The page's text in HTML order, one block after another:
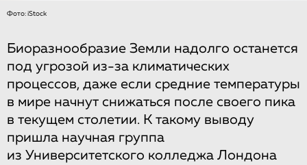
Фото: iStock
Биоразнообразие Земли надолго останется
под угрозой из-за климатических
процессов, даже если средние температуры
в мире начнут снижаться после своего пика
в текущем столетии. К такому выводу
пришла научная группа
из Университетского колледжа Лондона